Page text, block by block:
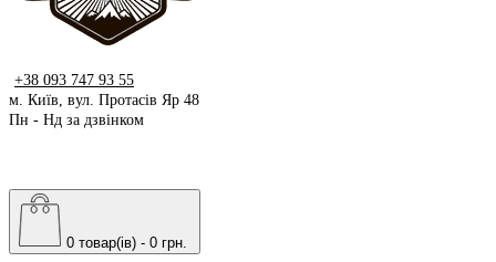
+38 093 747 93 55
м. Київ, вул. Протасів Яр 48
Пн - Нд за дзвінком
0 товар(ів) - 0 грн.